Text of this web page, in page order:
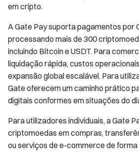
em cripto.
A Gate Pay suporta pagamentos por
processando mais de 300
incluindo Bitcoin e USDT. Para
liquidação rápida, custos
expansão global escalável. Para
Gate oferecem um caminho prático
digitais conformes em situações do
Para utilizadores individuais, a Gate
criptomoedas em compras,
ou serviços de e-commerce de forma